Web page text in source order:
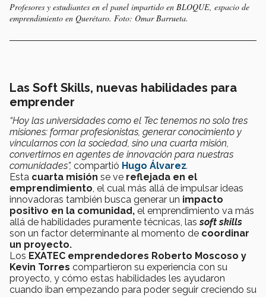
Profesores y estudiantes en el panel impartido en BLOQUE, espacio de
emprendimiento en Querétaro. Foto: Omar Barrueta.
Las Soft Skills, nuevas habilidades para
emprender
“Hoy las universidades como el Tec tenemos no solo tres
misiones: formar profesionistas, generar conocimiento y
vincularnos con la sociedad, sino una cuarta misión,
convertirnos en agentes de innovación para nuestras
comunidades”, compartió Hugo Álvarez.
Esta cuarta misión se ve reflejada en el
emprendimiento, el cual más allá de impulsar ideas
innovadoras también busca generar un impacto
positivo en la comunidad, el emprendimiento va más
allá de habilidades puramente técnicas, lassoft skills
son un factor determinante al momento de coordinar
un proyecto.
Los EXATEC emprendedores Roberto Moscoso y
Kevin Torres compartieron su experiencia con su
proyecto, y cómo estas habilidades les ayudaron
cuando iban empezando para poder seguir creciendo su